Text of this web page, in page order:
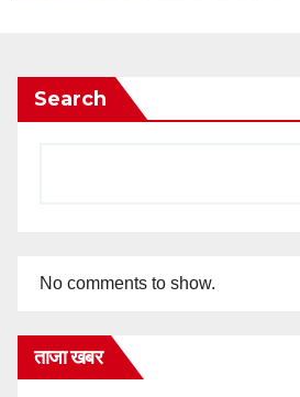
Search
No comments to show.
ताजा खबर